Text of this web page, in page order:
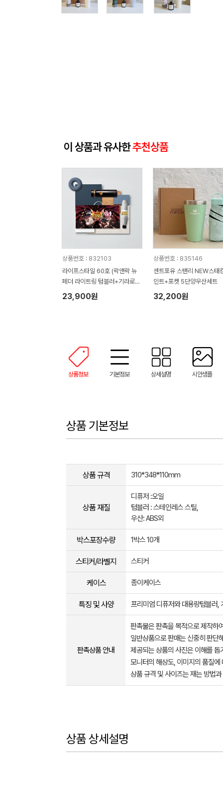
이 상품과 유사한추천상품
상품번호 : 832103
라이프스타일 60호 (락앤락 뉴
페더 라이트링 텀블러+기라로쉬
3단 슬림 암막 우양산)
23,900원
상품번호 : 835146
센트포유 스탠리 NEW스태
인트+포켓 5단양우산세트
32,200원
상품정보 기본정보 상세설명 시안샘플
상품 기본정보
상품 규격 310*348*110mm
상품 재질
디퓨저 :오일
텀블러 : 스테인레스 스틸,
우산: ABS외
박스포장수량 1박스 10개
스티커/라벨지 스티커
케이스 종이케이스
특징 및 사양 프리미엄 디퓨저와 대용랑텀블러,
판촉상품 안내
판촉물은 판촉을 목적으로 제작하
일반상품으로 판매는 신중히 판단
제공되는 상품의 사진은 이해를
모니터의 해상도, 이미지의 품질
상품 규격 및 사이즈는 재는 방법
상품 상세설명